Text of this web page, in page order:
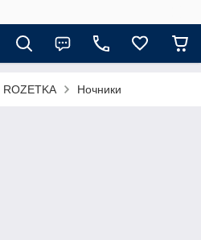
ROZETKA Ночники